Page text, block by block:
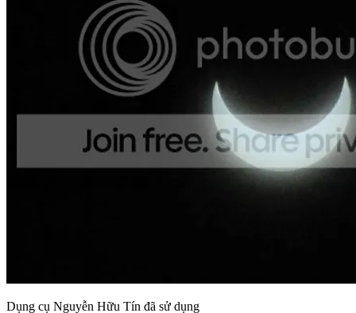
Dụng cụ Nguyễn Hữu Tín đã sử dụng